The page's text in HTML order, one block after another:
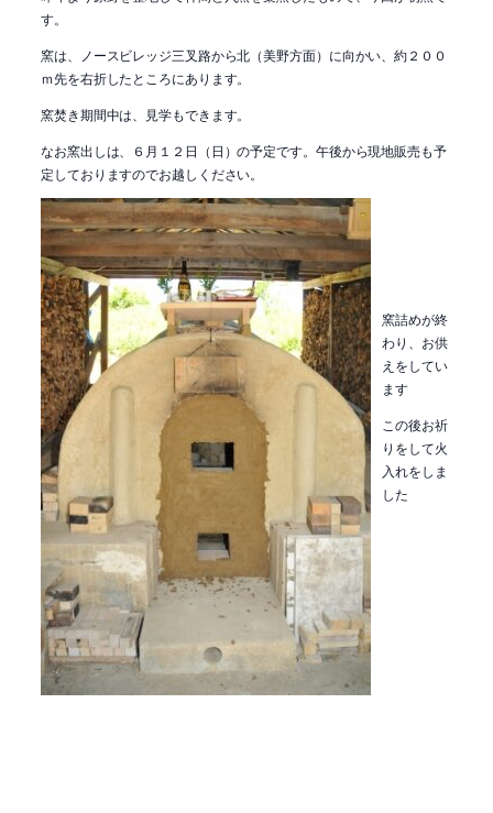
す。
窯は、ノースビレッジ三叉路から北（美野方面）に向かい、約２００
ｍ先を右折したところにあります。
窯焚き期間中は、見学もできます。
なお窯出しは、６月１２日（日）の予定です。午後から現地販売も予
定しておりますのでお越しください。
窯詰めが終
わり、お供
えをしてい
ます
この後お祈
りをして火
入れをしま
した